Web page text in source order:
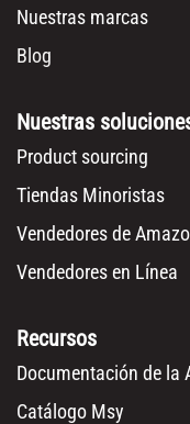
Nuestras marcas
Blog
Nuestras
Product sourcing
Tiendas Minoristas
Vendedores de
Vendedores en Línea
Recursos
Documentación de la
Catálogo Msy